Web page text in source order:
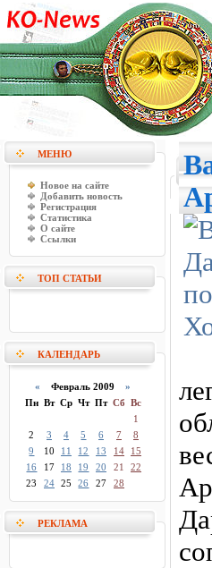
МЕНЮ
Новое на сайте
Добавить новость
Регистрация
Статистика
О сайте
Ссылки
ТОП СТАТЬИ
КАЛЕНДАРЬ
« Февраль 2009»
Пн Вт Ср Чт Пт Сб Вс
1
2
3 4 5 6 7
8
9
10 11 12 13 14
15
16
17 18 19 20 21
22
23
24 25 26 27 28
РЕКЛАМА